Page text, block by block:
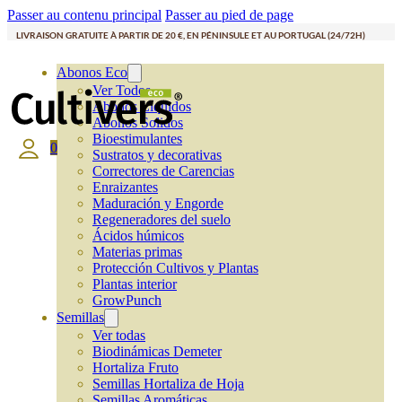
Passer au contenu principal Passer au pied de page
LIVRAISON GRATUITE À PARTIR DE 20 €, EN PÉNINSULE ET AU PORTUGAL (24/72H)
Abonos Eco
Ver Todos
Abonos Líquidos
Abonos Solidos
Bioestimulantes
Sustratos y decorativas
Correctores de Carencias
Enraizantes
Maduración y Engorde
Regeneradores del suelo
Ácidos húmicos
Materias primas
Protección Cultivos y Plantas
Plantas interior
GrowPunch
Semillas
Ver todas
Biodinámicas Demeter
Hortaliza Fruto
Semillas Hortaliza de Hoja
0